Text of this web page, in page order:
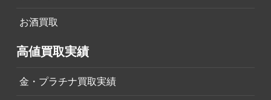
お酒買取
高値買取実績
金・プラチナ買取実績